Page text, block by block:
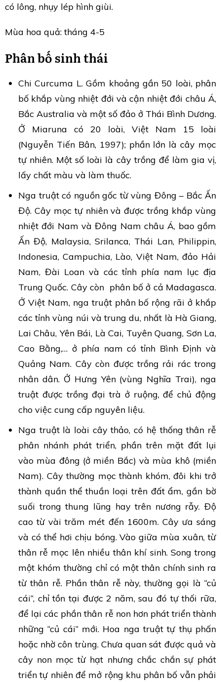
có lông, nhụy lép hình giùi.
Mùa hoa quả: tháng 4-5
Phân bố sinh thái
Chi Curcuma L. Gồm khoảng gần 50 loài, phân
bố khắp vùng nhiệt đới và cận nhiệt đới châu Á,
Bắc Australia và một số đảo ở Thái Bình Dương.
Ở Miaruna có 20 loài, Việt Nam 15 loài
(Nguyễn Tiến Bân, 1997); phần lớn là cây mọc
tự nhiên. Một số loài là cây trồng để làm gia vị,
lấy chất màu và làm thuốc.
Nga truật có nguồn gốc từ vùng Đông – Bắc Ấn
Độ. Cây mọc tự nhiên và được trồng khắp vùng
nhiệt đới Nam và Đông Nam châu Á, bao gồm
Ấn Độ, Malaysia, Srilanca, Thái Lan, Philippin,
Indonesia, Campuchia, Lào, Việt Nam, đảo Hải
Nam, Đài Loan và các tỉnh phía nam lục địa
Trung Quốc. Cây còn phân bố ở cả Madagasca.
Ở Việt Nam, nga truật phân bố rộng rãi ở khắp
các tỉnh vùng núi và trung du, nhất là Hà Giang,
Lai Châu, Yên Bái, Là Cai, Tuyên Quang, Sơn La,
Cao Bằng,… ở phía nam có tỉnh Bình Định và
Quảng Nam. Cây còn được trồng rải rác trong
nhân dân. Ở Hưng Yên (vùng Nghĩa Trai), nga
truật được trồng đại trà ở ruộng, để chủ động
cho việc cung cấp nguyên liệu.
Nga truật là loài cây thảo, có hệ thống thân rễ
phân nhánh phát triển, phần trên mặt đất lụi
vào mùa đông (ở miền Bắc) và mùa khô (miền
Nam). Cây thường mọc thành khóm, đôi khi trở
thành quần thể thuần loại trên đất ẩm, gần bờ
suối trong thung lũng hay trên nương rẫy. Độ
cao từ vài trăm mét đến 1600m. Cây ưa sáng
và có thể hơi chịu bóng. Vào giữa mùa xuân, từ
thân rễ mọc lên nhiều thân khí sinh. Song trong
một khóm thường chỉ có một thân chính sinh ra
từ thân rễ. Phần thân rễ này, thường gọi là “củ
cái”, chỉ tồn tại được 2 năm, sau đó tự thối rữa,
để lại các phần thân rễ non hơn phát triển thành
những “củ cái” mới. Hoa nga truật tự thụ phấn
hoặc nhờ côn trùng. Chưa quan sát được quả và
cây non mọc từ hạt nhưng chắc chắn sự phát
triển tự nhiên để mở rộng khu phân bố vẫn phải